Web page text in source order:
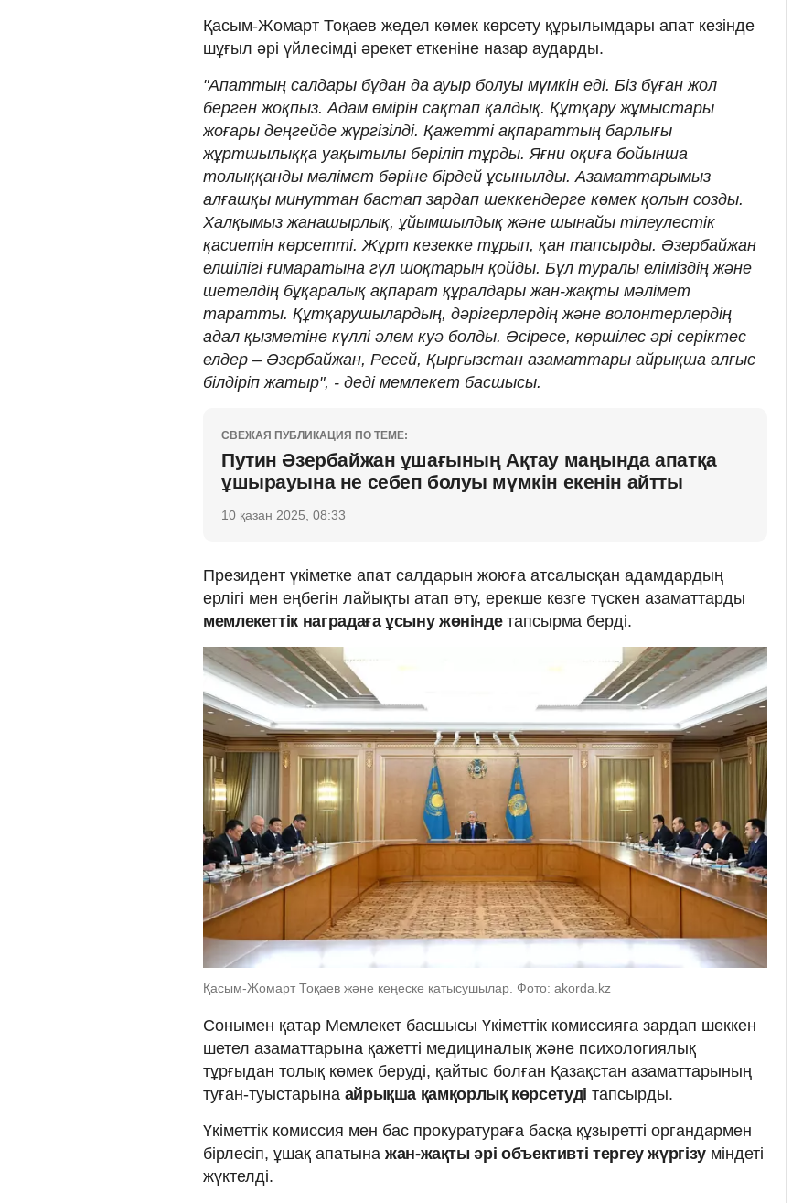
Қасым-Жомарт Тоқаев жедел көмек көрсету құрылымдары апат кезінде
шұғыл әрі үйлесімді әрекет еткеніне назар аударды.
"Апаттың салдары бұдан да ауыр болуы мүмкін еді. Біз бұған жол
берген жоқпыз. Адам өмірін сақтап қалдық. Құтқару жұмыстары
жоғары деңгейде жүргізілді. Қажетті ақпараттың барлығы
жұртшылыққа уақытылы беріліп тұрды. Яғни оқиға бойынша
толыққанды мәлімет бәріне бірдей ұсынылды. Азаматтарымыз
алғашқы минуттан бастап зардап шеккендерге көмек қолын созды.
Халқымыз жанашырлық, ұйымшылдық және шынайы тілеулестік
қасиетін көрсетті. Жұрт кезекке тұрып, қан тапсырды. Әзербайжан
елшілігі ғимаратына гүл шоқтарын қойды. Бұл туралы еліміздің және
шетелдің бұқаралық ақпарат құралдары жан-жақты мәлімет
таратты. Құтқарушылардың, дәрігерлердің және волонтерлердің
адал қызметіне күллі әлем куә болды. Әсіресе, көршілес әрі серіктес
елдер – Әзербайжан, Ресей, Қырғызстан азаматтары айрықша алғыс
білдіріп жатыр", - деді мемлекет басшысы.
СВЕЖАЯ ПУБЛИКАЦИЯ ПО ТЕМЕ:
Путин Әзербайжан ұшағының Ақтау маңында апатқа
ұшырауына не себеп болуы мүмкін екенін айтты
10 қазан 2025, 08:33
Президент үкіметке апат салдарын жоюға атсалысқан адамдардың
ерлігі мен еңбегін лайықты атап өту, ерекше көзге түскен азаматтарды
мемлекеттік наградаға ұсыну жөніндетапсырма берді.
Қасым-Жомарт Тоқаев және кеңеске қатысушылар. Фото: akorda.kz
Сонымен қатар Мемлекет басшысы Үкіметтік комиссияға зардап шеккен
шетел азаматтарына қажетті медициналық және психологиялық
тұрғыдан толық көмек беруді, қайтыс болған Қазақстан азаматтарының
туған-туыстарына айрықша қамқорлық көрсетуді тапсырды.
Үкіметтік комиссия мен бас прокуратураға басқа құзыретті органдармен
бірлесіп, ұшақ апатына жан-жақты әрі объективті тергеу жүргізу міндеті
жүктелді.